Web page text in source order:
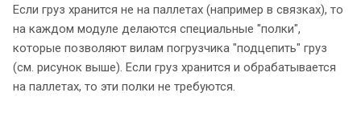
Если груз хранится не на паллетах (например в связках), то
на каждом модуле делаются специальные "полки",
которые позволяют вилам погрузчика "подцепить" груз
(см. рисунок выше). Если груз хранится и обрабатывается
на паллетах, то эти полки не требуются.